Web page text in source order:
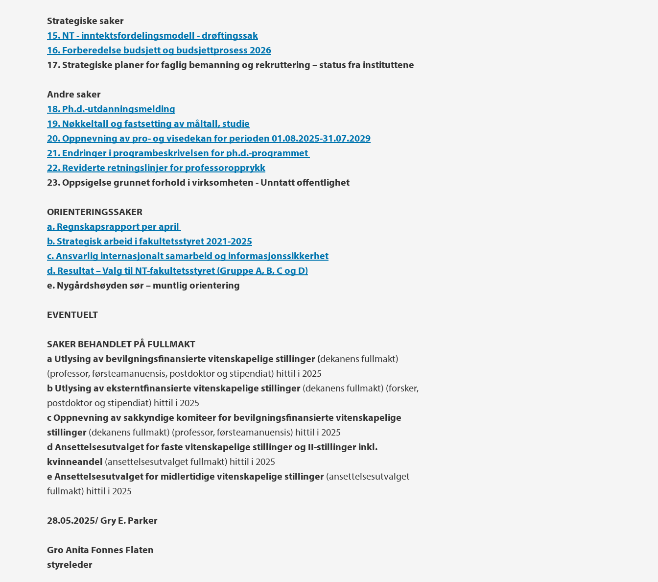
Strategiske saker
15. NT - inntektsfordelingsmodell - drøftingssak
16. Forberedelse budsjett og budsjettprosess 2026
17. Strategiske planer for faglig bemanning og rekruttering – status fra instituttene
Andre saker
18. Ph.d.-utdanningsmelding
19. Nøkkeltall og fastsetting av måltall, studie
20. Oppnevning av pro- og visedekan for perioden 01.08.2025-31.07.2029
21. Endringer i programbeskrivelsen for ph.d.-programmet
22. Reviderte retningslinjer for professoropprykk
23. Oppsigelse grunnet forhold i virksomheten - Unntatt offentlighet
ORIENTERINGSSAKER
a. Regnskapsrapport per april
b. Strategisk arbeid i fakultetsstyret 2021-2025
c. Ansvarlig internasjonalt samarbeid og informasjonssikkerhet
d. Resultat – Valg til NT-fakultetsstyret (Gruppe A, B, C og D)
e. Nygårdshøyden sør – muntlig orientering
EVENTUELT
SAKER BEHANDLET PÅ FULLMAKT
a Utlysing av bevilgningsfinansierte vitenskapelige stillinger (dekanens fullmakt)
(professor, førsteamanuensis, postdoktor og stipendiat) hittil i 2025
b Utlysing av eksterntfinansierte vitenskapelige stillinger (dekanens fullmakt) (forsker,
postdoktor og stipendiat) hittil i 2025
c Oppnevning av sakkyndige komiteer for bevilgningsfinansierte vitenskapelige
stillinger (dekanens fullmakt) (professor, førsteamanuensis) hittil i 2025
d Ansettelsesutvalget for faste vitenskapelige stillinger og II-stillinger inkl.
kvinneandel (ansettelsesutvalget fullmakt) hittil i 2025
e Ansettelsesutvalget for midlertidige vitenskapelige stillinger (ansettelsesutvalget
fullmakt) hittil i 2025
28.05.2025/ Gry E. Parker
Gro Anita Fonnes Flaten
styreleder